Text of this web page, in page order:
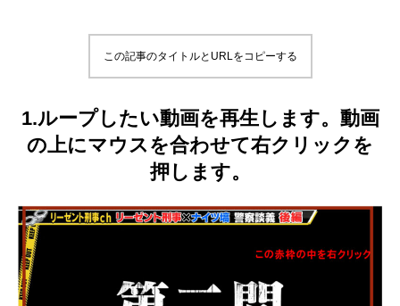
この記事のタイトルとURLをコピーする
1.ループしたい動画を再生します。動画
の上にマウスを合わせて右クリックを
押します。